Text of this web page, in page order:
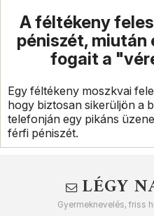
A féltékeny
péniszét, miután
fogait a
Egy féltékeny moszkvai
hogy biztosan sikerüljön a
telefonján egy pikáns
férfi péniszét.
LÉGY
Gyermeknevelés, friss